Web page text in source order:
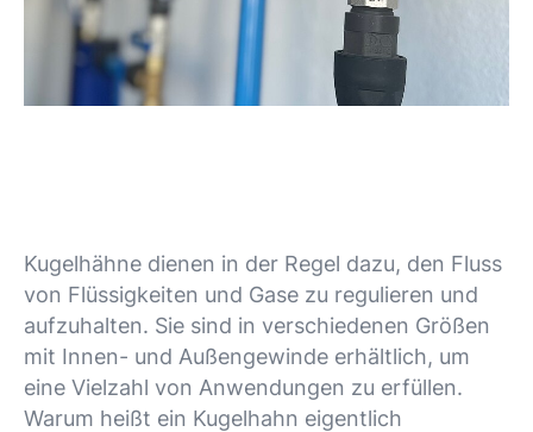
Kugelhähne dienen in der Regel dazu, den Fluss
von Flüssigkeiten und Gase zu regulieren und
aufzuhalten. Sie sind in verschiedenen Größen
mit Innen- und Außengewinde erhältlich, um
eine Vielzahl von Anwendungen zu erfüllen.
Warum heißt ein Kugelhahn eigentlich